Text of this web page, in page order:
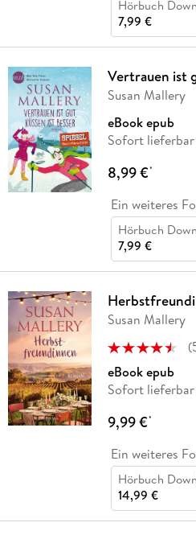
Hörbuch
7,99 €
Vertrauen ist
Susan Mallery
eBook epub
Sofort
8,99 €*
Ein weiteres
Hörbuch
7,99 €
Susan Mallery
(
eBook epub
Sofort
9,99 €*
Ein weiteres
Hörbuch
14,99 €